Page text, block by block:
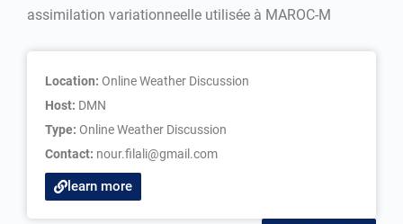
assimilation variationneelle utilisée à MAROC-M
Location: Online Weather Discussion
Host: DMN
Type: Online Weather Discussion
Contact: nour.filali@gmail.com
learn more